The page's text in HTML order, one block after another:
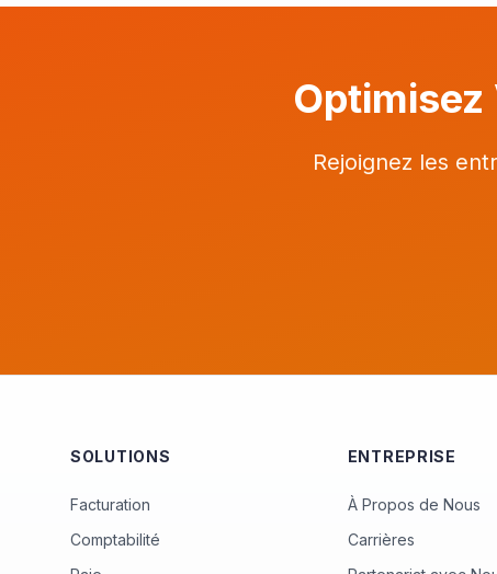
Rejoignez les
SOLUTIONS
Facturation
Comptabilité
ENTREPRISE
À Propos de Nous
Carrières